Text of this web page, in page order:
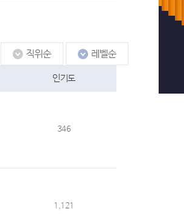
인기도
346
1,121